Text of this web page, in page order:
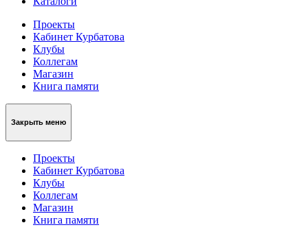
Проекты
Кабинет Курбатова
Клубы
Коллегам
Магазин
Книга памяти
Закрыть меню
Проекты
Кабинет Курбатова
Клубы
Коллегам
Магазин
Книга памяти